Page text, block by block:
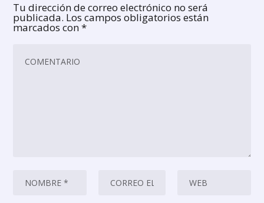
Tu dirección de correo electrónico no será
publicada. Los campos obligatorios están
marcados con*